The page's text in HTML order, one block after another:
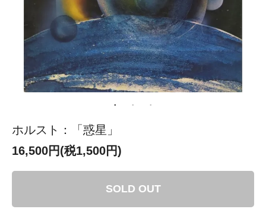
ホルスト：「惑星」
16,500円(税1,500円)
SOLD OUT